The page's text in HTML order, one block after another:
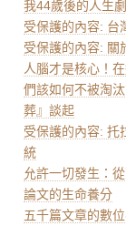
我44歲後的人生
受保護的內容: 台
受保護的內容: 關
人腦才是核心！
們該如何不被淘
葬』談起
受保護的內容: 托
統
允許一切發生：
論文的生命養分
五千篇文章的數